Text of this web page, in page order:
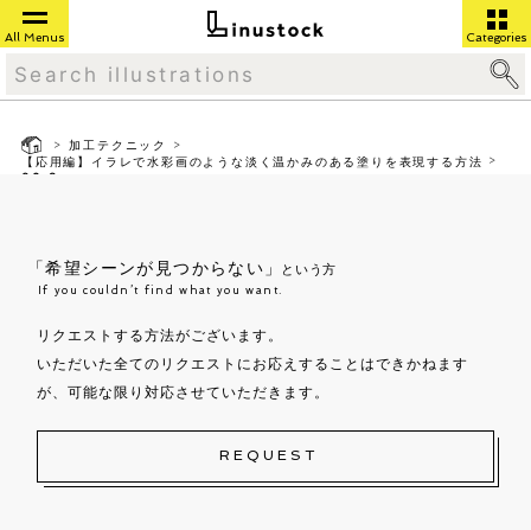
All Menus Categories
>加工テクニック
>
【応用編】イラレで水彩画のような淡く温かみのある塗りを表現する方法 >
06-8
「希望シーンが見つからない」 という方
If you couldn’t find what you want.
リクエストする方法がございます。
いただいた全てのリクエストにお応えすることはできかねます
が、可能な限り対応させていただきます。
REQUEST